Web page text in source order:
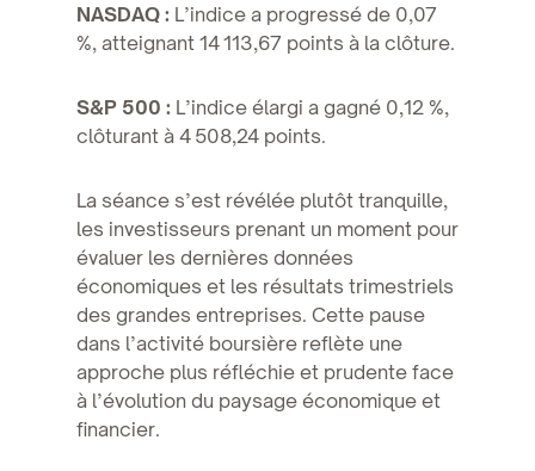
NASDAQ : L’indice a progressé de 0,07
%, atteignant 14 113,67 points à la clôture.
S&P 500 : L’indice élargi a gagné 0,12 %,
clôturant à 4 508,24 points.
La séance s’est révélée plutôt tranquille,
les investisseurs prenant un moment pour
évaluer les dernières données
économiques et les résultats trimestriels
des grandes entreprises. Cette pause
dans l’activité boursière reflète une
approche plus réfléchie et prudente face
à l’évolution du paysage économique et
financier.